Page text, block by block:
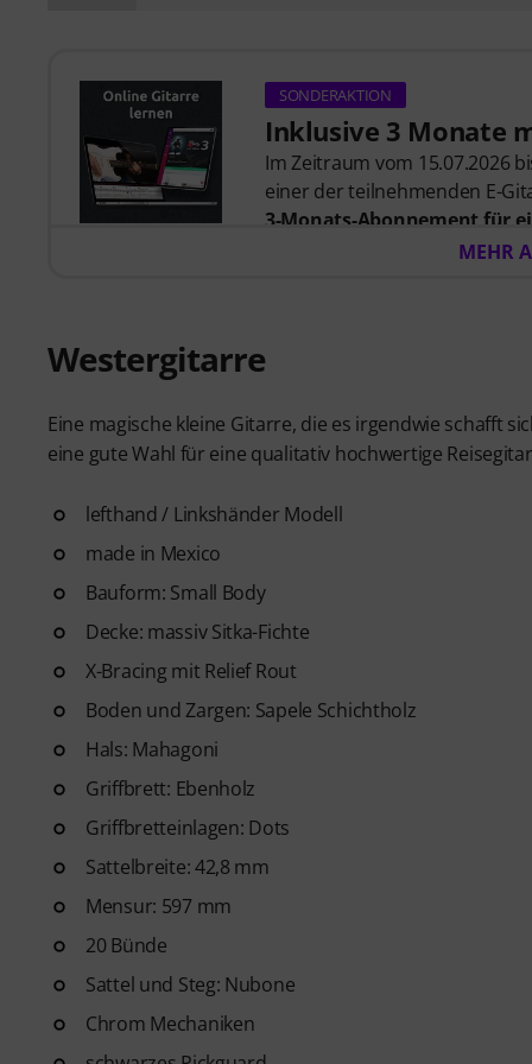
SONDERAKTION
Inklusive 3 Monate
Im Zeitraum vom 15.07.2026
einer der teilnehmenden E-
3-Monats-Abonnement für
. Nach dem Versand
Gitarren Videolektionen für
Blues bis Metal und mehr. Mit
weitere Features.
MEHR
Westergitarre
Eine magische kleine Gitarre, die es irgendwie schafft
eine gute Wahl für eine qualitativ hochwertige
lefthand / Linkshänder Modell
made in Mexico
Bauform: Small Body
Decke: massiv Sitka-Fichte
X-Bracing mit Relief Rout
Boden und Zargen: Sapele Schichtholz
Hals: Mahagoni
Griffbrett: Ebenholz
Griffbretteinlagen: Dots
Sattelbreite: 42,8 mm
Mensur: 597 mm
20 Bünde
Sattel und Steg: Nubone
Chrom Mechaniken